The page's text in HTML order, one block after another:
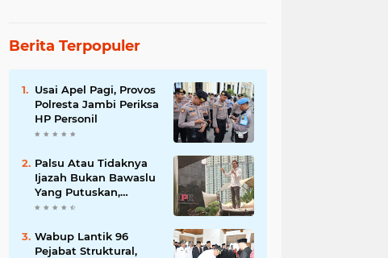
Berita Terpopuler
Usai Apel Pagi, Provos
Polresta Jambi Periksa
HP Personil
Palsu Atau Tidaknya
Ijazah Bukan Bawaslu
Yang Putuskan,
Tunggu Proses Hukum
Wabup Lantik 96
Pejabat Struktural,